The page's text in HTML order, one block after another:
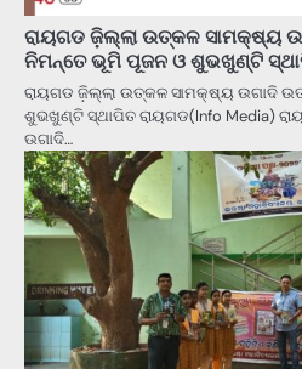
ରାୟଗଡ ଜ଼ିଲ୍ଲା ଉତ୍କଳ ସାମକ୍ଷ୍ୟ
ନିମନ୍ତେ ଭୂମି ପୂଜନ ଓ ଶୁଭଖୁଣ୍ଟି
ରାୟଗଡ ଜ଼ିଲ୍ଲା ଉତ୍କଳ ସାମକ୍ଷ୍ୟ ଉଗାଦି
ଶୁଭଖୁଣ୍ଟି ସ୍ଥାପିତ ରାୟଗଡ(Info Media)
ଉଗାଦି…